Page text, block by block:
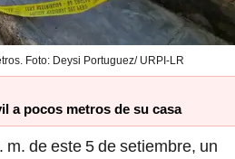
Foto: Deysi Portuguez/ URPI-LR
a pocos metros de su casa
de este 5 de setiembre, un